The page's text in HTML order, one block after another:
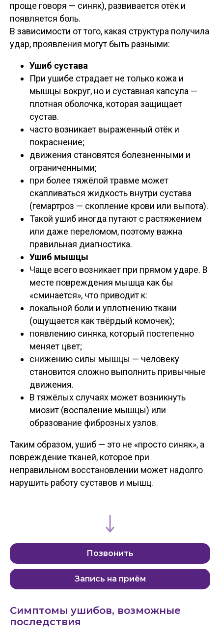
проще говоря — синяк), развивается отёк и
появляется боль.
В зависимости от того, какая структура получила
удар, проявления могут быть разными:
Ушиб сустава
При ушибе страдает не только кожа и
мышцы вокруг, но и суставная капсула —
плотная оболочка, которая защищает
сустав.
часто возникает выраженный отёк и
покраснение;
движения становятся болезненными и
ограниченными;
при более тяжёлой травме может
скапливаться жидкость внутри сустава
(гемартроз — скопление крови или выпота).
Такой ушиб иногда путают с растяжением
или даже переломом, поэтому важна
правильная диагностика.
Ушиб мышцы
Чаще всего возникает при прямом ударе. В
месте повреждения мышца как бы
«сминается», что приводит к:
локальной боли и уплотнению ткани
(ощущается как твёрдый комочек);
появлению синяка, который постепенно
меняет цвет;
снижению силы мышцы — человеку
становится сложно выполнить привычные
движения.
В тяжёлых случаях может возникнуть
миозит (воспаление мышцы) или
образование фиброзных узлов.
Таким образом, ушиб — это не «просто синяк», а
повреждение тканей, которое при
неправильном восстановлении может надолго
нарушить работу суставов и мышц.
Позвонить
Запись на приём
Симптомы ушибов, возможные
последствия